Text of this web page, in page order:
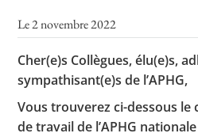
Toutes les
Concours de
Le 2 novembre 2022
Cher(e)s Collègues, élu(e)s,
sympathisant(e)s de l’APHG,
Vous trouverez ci-dessous
de travail de l’APHG